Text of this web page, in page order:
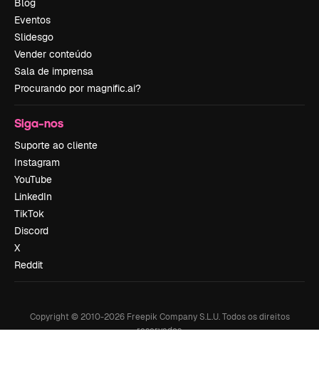
Blog
Eventos
Slidesgo
Vender conteúdo
Sala de imprensa
Procurando por magnific.ai?
Siga-nos
Suporte ao cliente
Instagram
YouTube
LinkedIn
TikTok
Discord
X
Reddit
Copyright © 2010-2026Freepik Company S.L.U. Todos os direitos
reservados.